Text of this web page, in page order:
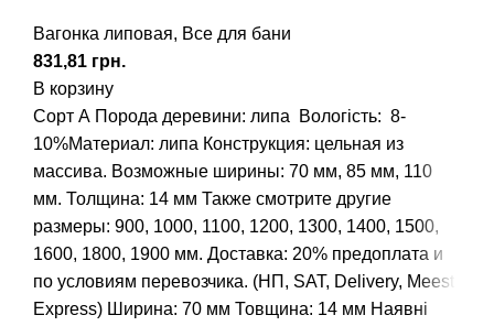
Вагонка липовая, Все для бани
грн.
В корзину
Сорт А Порода деревини: липа
Вологість: 8-
10%Материал: липа Конструкция: цельная из
массива. Возможные ширины: 70 мм, 85 мм, 110
мм. Толщина: 14 мм Также смотрите другие
размеры: 900, 1000, 1100, 1200, 1300, 1400, 1500,
1600, 1800, 1900 мм. Доставка: 20% предоплата и
по условиям перевозчика. (НП, SAT, Delivery, Meest
Express) Ширина: 70 мм Товщина: 14 мм Наявні